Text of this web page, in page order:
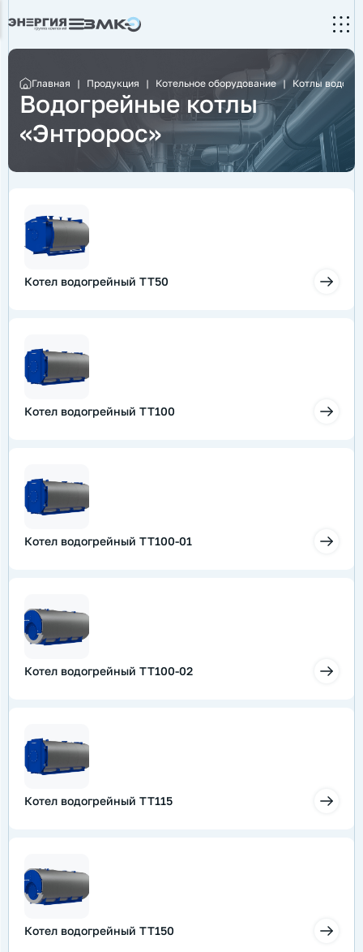
Главная | Продукция | Котельное оборудование | Котлы
Водогрейные котлы
«Энтророс»
Котел водогрейный ТТ50
Котел водогрейный ТТ100
Котел водогрейный ТТ100-01
Котел водогрейный ТТ100-02
Котел водогрейный ТТ115
Котел водогрейный ТТ150